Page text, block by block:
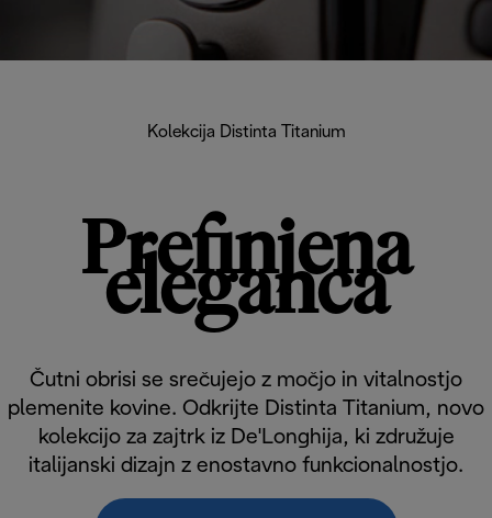
Kolekcija Distinta Titanium
Prefinjena
eleganca
Čutni obrisi se srečujejo z močjo in vitalnostjo
plemenite kovine. Odkrijte Distinta Titanium, novo
kolekcijo za zajtrk iz De'Longhija, ki združuje
italijanski dizajn z enostavno funkcionalnostjo.